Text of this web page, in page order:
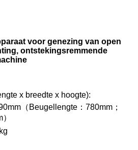
voor genezing van open
ontstekingsremmende
x breedte x hoogte):
（Beugellengte：780mm；